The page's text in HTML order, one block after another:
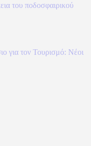
του ποδοσφαιρικού
για τον Τουρισμό: Νέοι